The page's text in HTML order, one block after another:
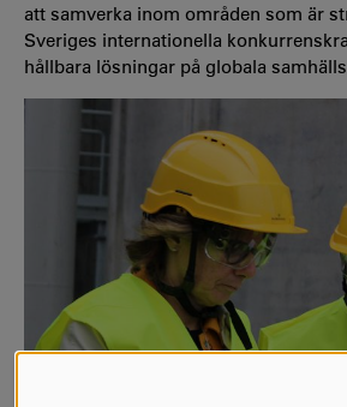
att samverka inom områden som är
Sveriges internationella
hållbara lösningar på globala